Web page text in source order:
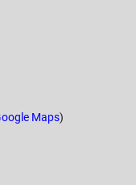
Maps)